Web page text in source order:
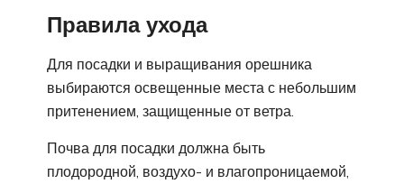
Правила ухода
Для посадки и выращивания орешника
выбираются освещенные места с небольшим
притенением, защищенные от ветра.
Почва для посадки должна быть
плодородной, воздухо- и влагопроницаемой,